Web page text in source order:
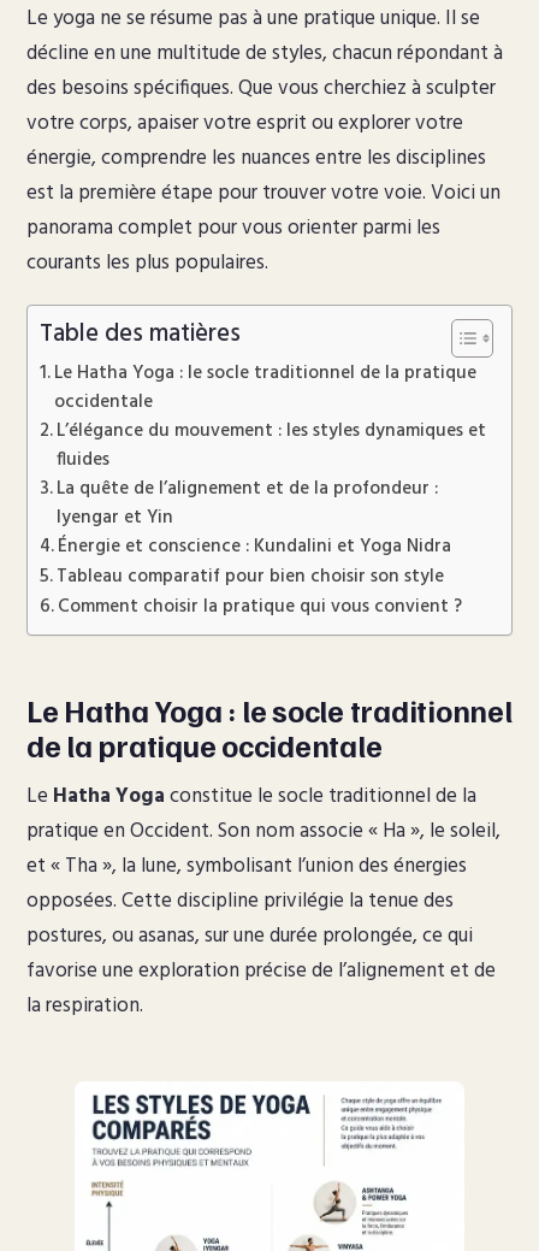
Le yoga ne se résume pas à une pratique unique. Il se
décline en une multitude de styles, chacun répondant à
des besoins spécifiques. Que vous cherchiez à sculpter
votre corps, apaiser votre esprit ou explorer votre
énergie, comprendre les nuances entre les disciplines
est la première étape pour trouver votre voie. Voici un
panorama complet pour vous orienter parmi les
courants les plus populaires.
Table des matières
Le Hatha Yoga : le socle traditionnel de la pratique
occidentale
L’élégance du mouvement : les styles dynamiques et
fluides
La quête de l’alignement et de la profondeur :
Iyengar et Yin
Énergie et conscience : Kundalini et Yoga Nidra
Tableau comparatif pour bien choisir son style
Comment choisir la pratique qui vous convient ?
Le Hatha Yoga : le socle traditionnel
de la pratique occidentale
Le Hatha Yogaconstitue le socle traditionnel de la
pratique en Occident. Son nom associe « Ha », le soleil,
et « Tha », la lune, symbolisant l’union des énergies
opposées. Cette discipline privilégie la tenue des
postures, ou asanas, sur une durée prolongée, ce qui
favorise une exploration précise de l’alignement et de
la respiration.